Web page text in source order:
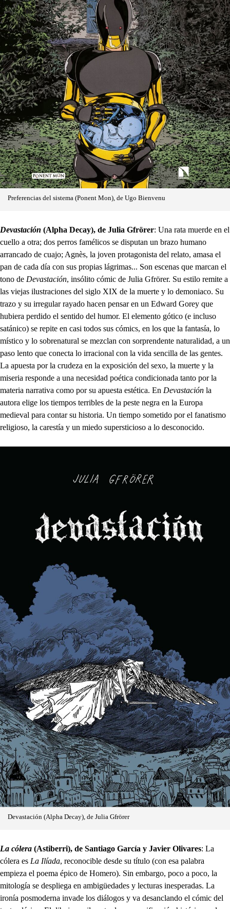
Preferencias del sistema (Ponent Mon), de Ugo Bienvenu
Devastación (Alpha Decay), de Julia Gfrörer: Una rata muerde en el
cuello a otra; dos perros famélicos se disputan un brazo humano
arrancado de cuajo; Agnès, la joven protagonista del relato, amasa el
pan de cada día con sus propias lágrimas... Son escenas que marcan el
tono de Devastación, insólito cómic de Julia Gfrörer. Su estilo remite a
las viejas ilustraciones del siglo XIX de la muerte y lo demoniaco. Su
trazo y su irregular rayado hacen pensar en un Edward Gorey que
hubiera perdido el sentido del humor. El elemento gótico (e incluso
satánico) se repite en casi todos sus cómics, en los que la fantasía, lo
místico y lo sobrenatural se mezclan con sorprendente naturalidad, a un
paso lento que conecta lo irracional con la vida sencilla de las gentes.
La apuesta por la crudeza en la exposición del sexo, la muerte y la
miseria responde a una necesidad poética condicionada tanto por la
materia narrativa como por su apuesta estética. En Devastación la
autora elige los tiempos terribles de la peste negra en la Europa
medieval para contar su historia. Un tiempo sometido por el fanatismo
religioso, la carestía y un miedo supersticioso a lo desconocido.
Devastación (Alpha Decay), de Julia Gfrörer
La cólera (Astiberri), de Santiago García y Javier Olivares: La
cólera es La Ilíada, reconocible desde su título (con esa palabra
empieza el poema épico de Homero). Sin embargo, poco a poco, la
mitología se despliega en ambigüedades y lecturas inesperadas. La
ironía posmoderna invade los diálogos y va desanclando el cómic del